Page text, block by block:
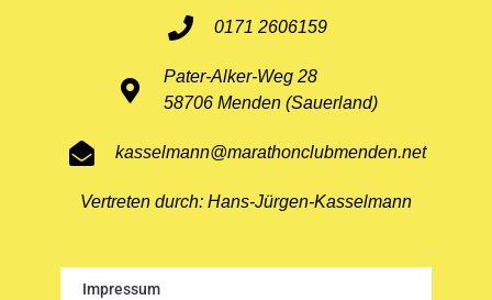
0171 2606159
Pater-Alker-Weg 28
58706 Menden (Sauerland)
kasselmann@marathonclubmenden.net
Vertreten durch: Hans-Jürgen-Kasselmann
Impressum